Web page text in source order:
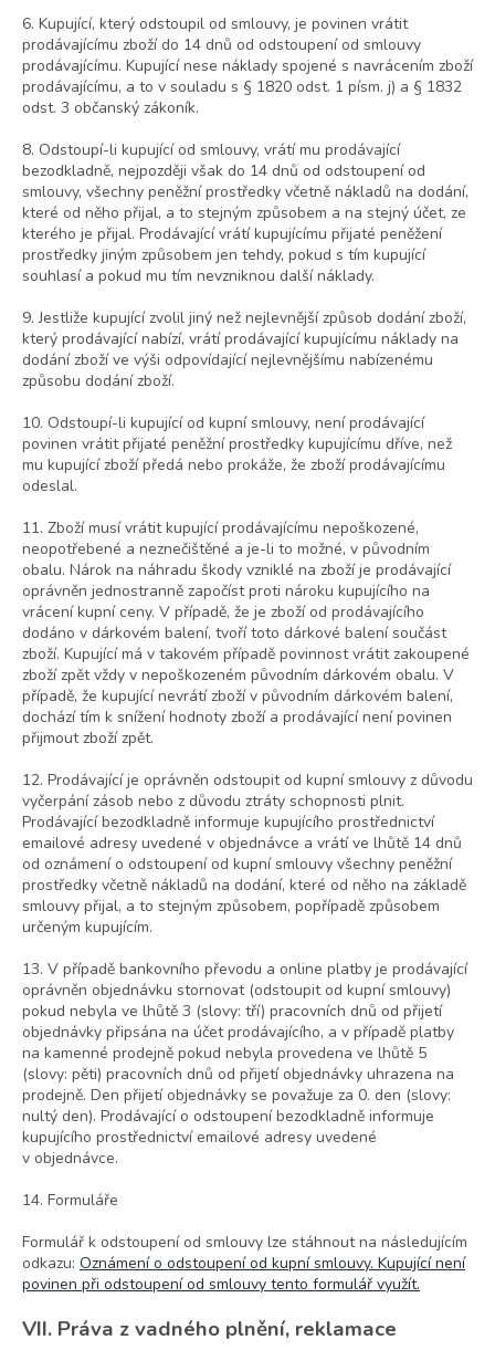
6. Kupující, který odstoupil od smlouvy, je povinen vrátit
prodávajícímu zboží do 14 dnů od odstoupení od smlouvy
prodávajícímu. Kupující nese náklady spojené s navrácením zboží
prodávajícímu, a to v souladu s § 1820 odst. 1 písm. j) a § 1832
odst. 3 občanský zákoník.
8. Odstoupí-li kupující od smlouvy, vrátí mu prodávající
bezodkladně, nejpozději však do 14 dnů od odstoupení od
smlouvy, všechny peněžní prostředky včetně nákladů na dodání,
které od něho přijal, a to stejným způsobem a na stejný účet, ze
kterého je přijal. Prodávající vrátí kupujícímu přijaté peněžení
prostředky jiným způsobem jen tehdy, pokud s tím kupující
souhlasí a pokud mu tím nevzniknou další náklady.
9. Jestliže kupující zvolil jiný než nejlevnější způsob dodání zboží,
který prodávající nabízí, vrátí prodávající kupujícímu náklady na
dodání zboží ve výši odpovídající nejlevnějšímu nabízenému
způsobu dodání zboží.
10. Odstoupí-li kupující od kupní smlouvy, není prodávající
povinen vrátit přijaté peněžní prostředky kupujícímu dříve, než
mu kupující zboží předá nebo prokáže, že zboží prodávajícímu
odeslal.
11. Zboží musí vrátit kupující prodávajícímu nepoškozené,
neopotřebené a neznečištěné a je-li to možné, v původním
obalu. Nárok na náhradu škody vzniklé na zboží je prodávající
oprávněn jednostranně započíst proti nároku kupujícího na
vrácení kupní ceny. V případě, že je zboží od prodávajícího
dodáno v dárkovém balení, tvoří toto dárkové balení součást
zboží. Kupující má v takovém případě povinnost vrátit zakoupené
zboží zpět vždy v nepoškozeném původním dárkovém obalu. V
případě, že kupující nevrátí zboží v původním dárkovém balení,
dochází tím k snížení hodnoty zboží a prodávající není povinen
přijmout zboží zpět.
12. Prodávající je oprávněn odstoupit od kupní smlouvy z důvodu
vyčerpání zásob nebo z důvodu ztráty schopnosti plnit.
Prodávající bezodkladně informuje kupujícího prostřednictví
emailové adresy uvedené v objednávce a vrátí ve lhůtě 14 dnů
od oznámení o odstoupení od kupní smlouvy všechny peněžní
prostředky včetně nákladů na dodání, které od něho na základě
smlouvy přijal, a to stejným způsobem, popřípadě způsobem
určeným kupujícím.
13. V případě bankovního převodu a online platby je prodávající
oprávněn objednávku stornovat (odstoupit od kupní smlouvy)
pokud nebyla ve lhůtě 3 (slovy: tří) pracovních dnů od přijetí
objednávky připsána na účet prodávajícího, a v případě platby
na kamenné prodejně pokud nebyla provedena ve lhůtě 5
(slovy: pěti) pracovních dnů od přijetí objednávky uhrazena na
prodejně. Den přijetí objednávky se považuje za 0. den (slovy:
nultý den). Prodávající o odstoupení bezodkladně informuje
kupujícího prostřednictví emailové adresy uvedené
v objednávce.
14. Formuláře
Formulář k odstoupení od smlouvy lze stáhnout na následujícím
odkazu: Oznámení o odstoupení od kupní smlouvy. Kupující není
povinen při odstoupení od smlouvy tento formulář využít.
VII. Práva z vadného plnění, reklamace